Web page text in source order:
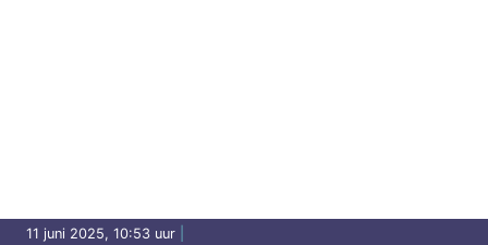
11 juni 2025, 10:53 uur